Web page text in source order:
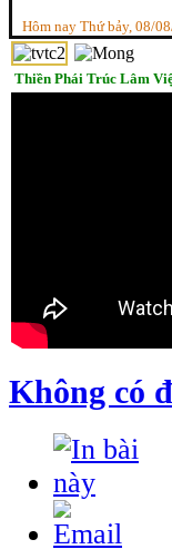
Hôm nay Thứ bảy, 08/
Thiền Phái Trúc Lâm
Không có